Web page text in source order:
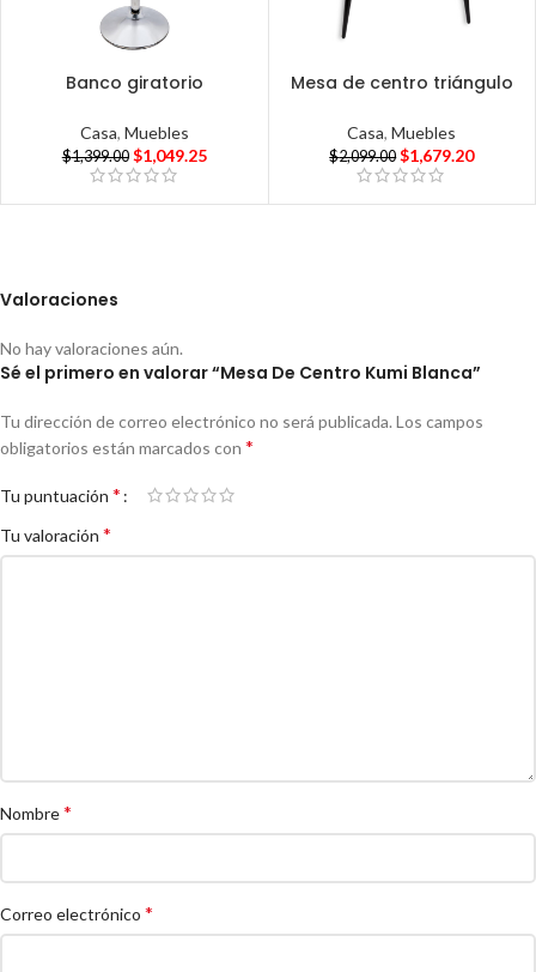
Banco giratorio
Casa, Muebles
$1,399.00 $1,049.25
Mesa de centro triángulo
Casa,Muebles
$2,099.00 $1,679.20
Valoraciones
No hay valoraciones aún.
Sé el primero en valorar “Mesa De Centro Kumi Blanca”
Tu dirección de correo electrónico no será publicada. Los campos
obligatorios están marcados con *
Tu puntuación *
Tu valoración *
Nombre*
Correo electrónico *